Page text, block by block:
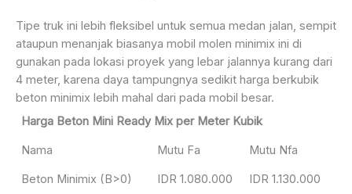
Tipe truk ini lebih fleksibel untuk semua medan jalan, sempit
ataupun menanjak biasanya mobil molen minimix ini di
gunakan pada lokasi proyek yang lebar jalannya kurang dari
4 meter, karena daya tampungnya sedikit harga berkubik
beton minimix lebih mahal dari pada mobil besar.
Harga Beton Mini Ready Mix per Meter Kubik
Nama Mutu Fa Mutu Nfa
Beton Minimix (B>0) IDR 1.080.000 IDR 1.130.000